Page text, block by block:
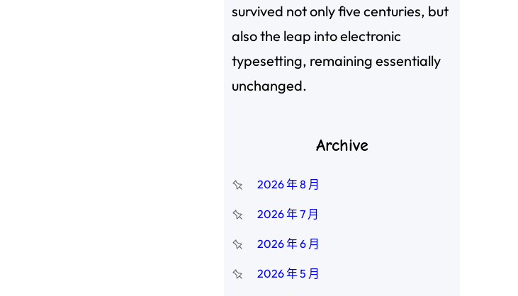
survived not only five centuries, but
also the leap into electronic
typesetting, remaining essentially
unchanged.
Archive
2026 年 8 月
2026 年 7 月
2026 年 6 月
2026 年 5 月